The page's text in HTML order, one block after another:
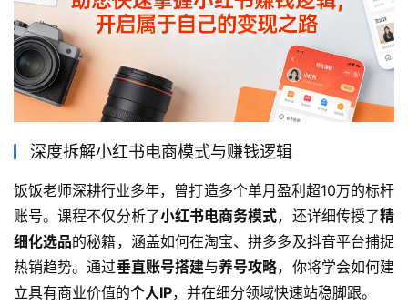
深度拆解小红书电商模式与赚钱逻辑
饭饭老师深耕行业多年，曾打造多个单月盈利超10万的标杆
账号。课程不仅分析了小红书电商务模式，还详细传授了精
细化选品的秘籍，涵盖如何在淘宝、拼多多及抖音平台捕捉
热销趋势。通过垂直账号搭建与养号攻略，你将学会如何建
立具有商业价值的个人IP，并在细分领域快速站稳脚跟。